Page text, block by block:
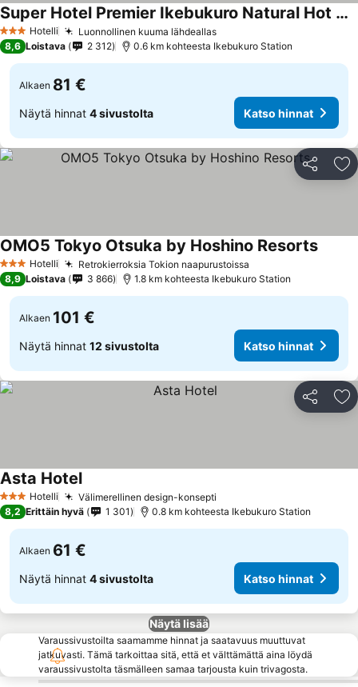
3 Tähtiluokitus
Hotelli Luonnollinen kuuma lähdeallasKatso hinnat
Super Hotel Premier Ikebukuro Natural Hot Spring
Katso hinnat
8,6 Loistava 2 312 0.6 km kohteesta Ikebukuro Station
Alkaen 81 €
Näytä hinnat 4 sivustolta Katso hinnat
Jaa
3 Tähtiluokitus
Hotelli Retrokierroksia Tokion naapurustoissa
OMO5 Tokyo Otsuka by Hoshino ResortsKatso
8,9 Loistava 3 866 1.8 km kohteesta Ikebukuro Station
Alkaen 101 €
Näytä hinnat 12 sivustolta Katso hinnat
Jaa
3 Tähtiluokitus
Hotelli Välimerellinen design-konsepti
Asta HotelKatso hinnat
8,2 Erittäin hyvä 1 301 0.8 km kohteesta Ikebukuro Station
Alkaen 61 €
Näytä hinnat 4 sivustolta Katso hinnat
Näytä lisää
Varaussivustoilta saamamme hinnat ja saatavuus muuttuvat
jatkuvasti. Tämä tarkoittaa sitä, että et välttämättä aina löydä
varaussivustolta täsmälleen samaa tarjousta kuin trivagosta.